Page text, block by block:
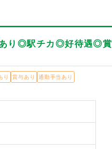
あり◎駅チカ◎好待遇◎賞
り 賞与あり
通勤手当あり